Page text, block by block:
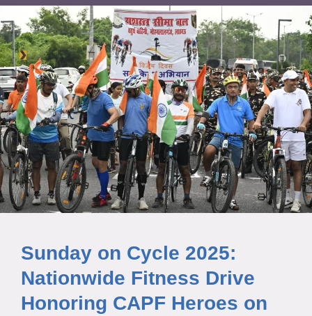
Sunday on Cycle 2025:
Nationwide Fitness Drive
Honoring CAPF Heroes on